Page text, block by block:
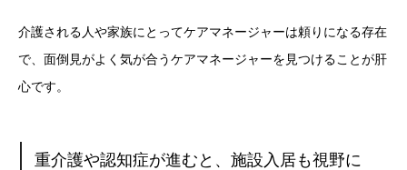
介護される人や家族にとってケアマネージャーは頼りになる存在
で、面倒見がよく気が合うケアマネージャーを見つけることが肝
心です。
重介護や認知症が進むと、施設入居も視野に